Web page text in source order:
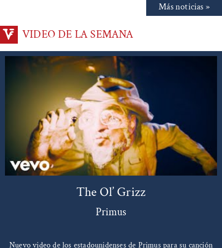
Más noticias »
VIDEO DE LA SEMANA
The Ol’ Grizz
Primus
Nuevo video de los estadounidenses de Primus para su canción